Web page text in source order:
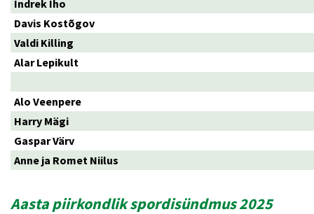
Indrek Iho
Davis Kostõgov
Valdi Killing
Alar Lepikult
Alo Veenpere
Harry Mägi
Gaspar Värv
Anne ja Romet Niilus
Aasta piirkondlik spordisündmus 2025